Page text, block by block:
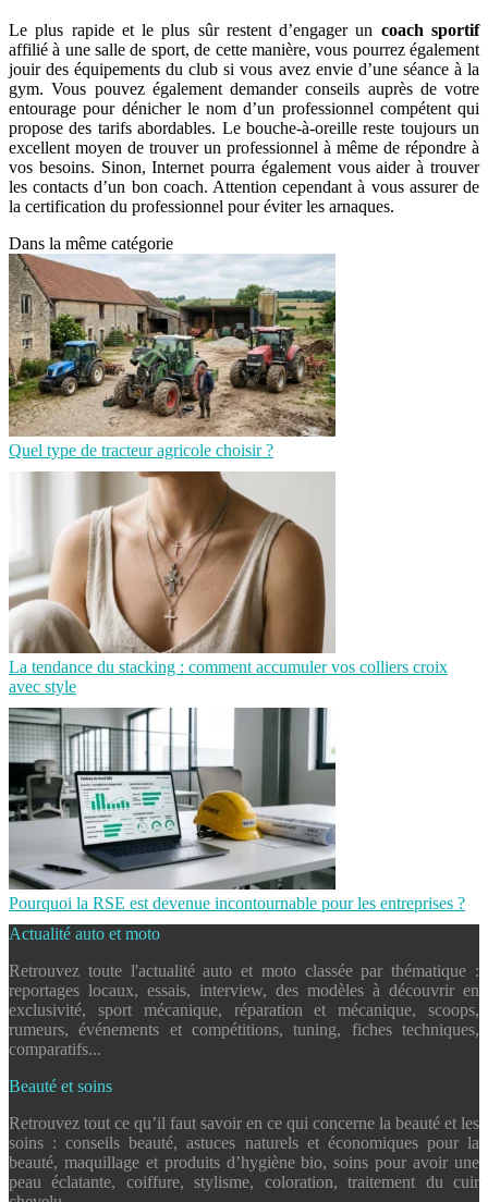
Le plus rapide et le plus sûr restent d’engager un coach sportif
affilié à une salle de sport, de cette manière, vous pourrez également
jouir des équipements du club si vous avez envie d’une séance à la
gym. Vous pouvez également demander conseils auprès de votre
entourage pour dénicher le nom d’un professionnel compétent qui
propose des tarifs abordables. Le bouche-à-oreille reste toujours un
excellent moyen de trouver un professionnel à même de répondre à
vos besoins. Sinon, Internet pourra également vous aider à trouver
les contacts d’un bon coach. Attention cependant à vous assurer de
la certification du professionnel pour éviter les arnaques.
Dans la même catégorie
Quel type de tracteur agricole choisir ?
La tendance du stacking : comment accumuler vos colliers croix
avec style
Pourquoi la RSE est devenue incontournable pour les entreprises ?
Actualité auto et moto
Retrouvez toute l'actualité auto et moto classée par thématique :
reportages locaux, essais, interview, des modèles à découvrir en
exclusivité, sport mécanique, réparation et mécanique, scoops,
rumeurs, événements et compétitions, tuning, fiches techniques,
comparatifs...
Beauté et soins
Retrouvez tout ce qu’il faut savoir en ce qui concerne la beauté et les
soins : conseils beauté, astuces naturels et économiques pour la
beauté, maquillage et produits d’hygiène bio, soins pour avoir une
peau éclatante, coiffure, stylisme, coloration, traitement du cuir